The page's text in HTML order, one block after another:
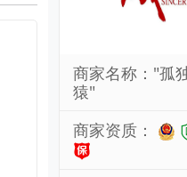
商家名称："孤
猿"
商家资质：